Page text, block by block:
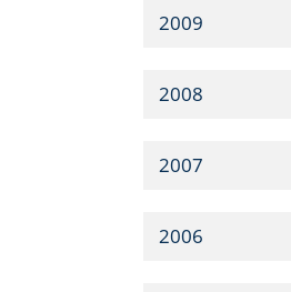
2009
2008
2007
2006